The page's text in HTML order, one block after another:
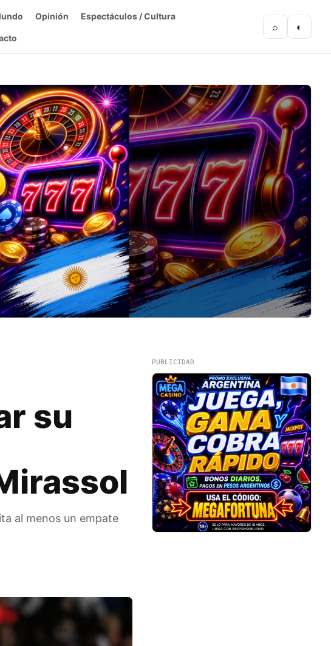
Opinión Espectáculos / Cultura
⌕ ◐
su
al menos un empate
PUBLICIDAD